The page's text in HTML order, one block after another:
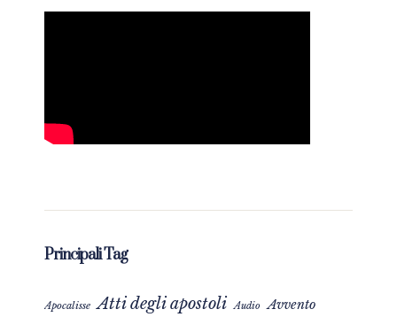
Principali Tag
Apocalisse Atti degli apostoli Audio Avvento